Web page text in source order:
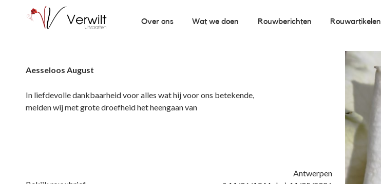
Over ons Wat we doen Rouwberichten Rouwartikelen
Aesseloos August
In liefdevolle dankbaarheid voor alles wat hij voor ons betekende,
melden wij met grote droefheid het heengaan van
Antwerpen